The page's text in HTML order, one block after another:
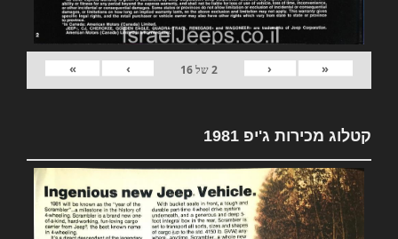
«
‹
2של16
›
»
קטלוג מכירות ג'יפ 1981